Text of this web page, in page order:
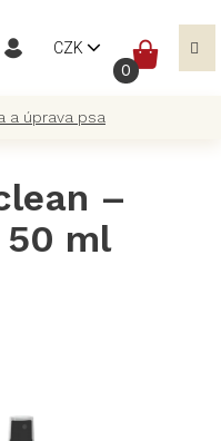
CZK
a úprava psa
–
ml